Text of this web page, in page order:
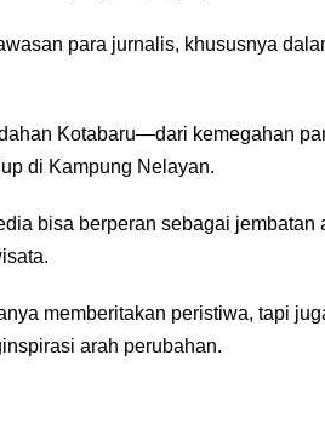
para jurnalis, khususnya
Kotabaru—dari kemegahan
di Kampung Nelayan.
bisa berperan sebagai jembatan
memberitakan peristiwa, tapi
arah perubahan.